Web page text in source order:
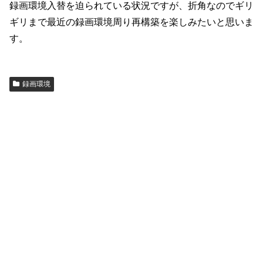
録画環境入替を迫られている状況ですが、折角なのでギリ
ギリまで最近の録画環境周り再構築を楽しみたいと思いま
す。
録画環境